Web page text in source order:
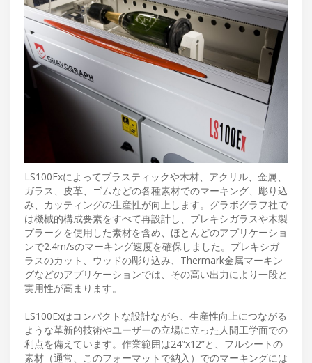
LS100Exによってプラスティックや木材、アクリル、金属、
ガラス、皮革、ゴムなどの各種素材でのマーキング、彫り込
み、カッティングの生産性が向上します。グラボグラフ社で
は機械的構成要素をすべて再設計し、プレキシガラスや木製
プラークを使用した素材を含め、ほとんどのアプリケーショ
ンで2.4m/sのマーキング速度を確保しました。プレキシガ
ラスのカット、ウッドの彫り込み、Thermark金属マーキン
グなどのアプリケーションでは、その高い出力により一段と
実用性が高まります。
LS100Exはコンパクトな設計ながら、生産性向上につながる
ような革新的技術やユーザーの立場に立った人間工学面での
利点を備えています。作業範囲は24”x12”と、フルシートの
素材（通常、このフォーマットで納入）でのマーキングには